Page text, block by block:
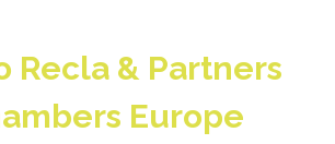
Recla & Partners
Europe